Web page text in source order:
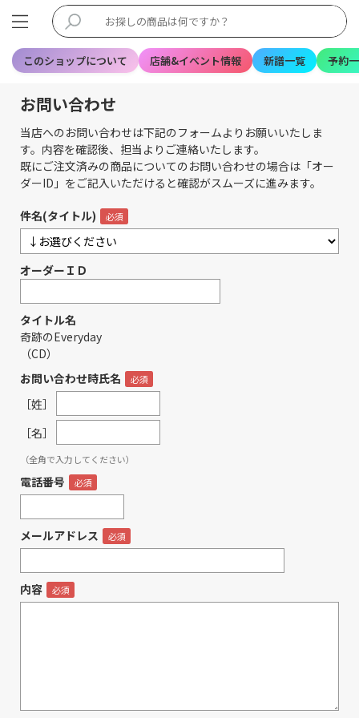
このショップについて 店舗&イベント情報 新譜一覧 予約
お問い合わせ
当店へのお問い合わせは下記のフォームよりお願いいたしま
す。内容を確認後、担当よりご連絡いたします。
既にご注文済みの商品についてのお問い合わせの場合は「オー
ダーID」をご記入いただけると確認がスムーズに進みます。
件名(タイトル)
オーダーＩＤ
タイトル名
奇跡のEveryday
（CD）
お問い合わせ時氏名
［姓］
［名］
（全角で入力してください）
電話番号
メールアドレス
内容